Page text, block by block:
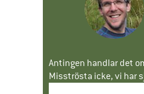
Antingen handlar det
Misströsta icke, vi har